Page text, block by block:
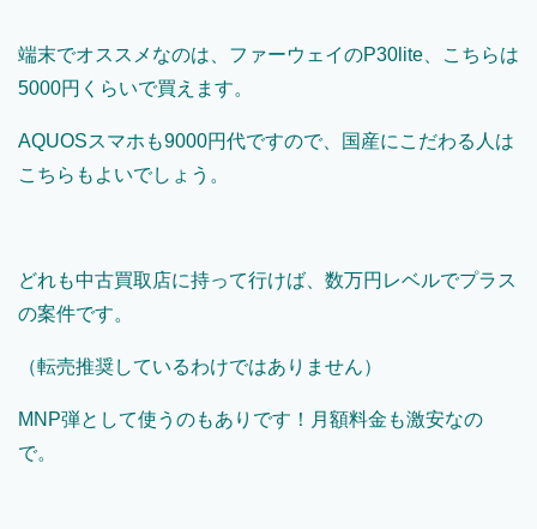
端末でオススメなのは、ファーウェイのP30lite、こちらは
5000円くらいで買えます。
AQUOSスマホも9000円代ですので、国産にこだわる人は
こちらもよいでしょう。
どれも中古買取店に持って行けば、数万円レベルでプラス
の案件です。
（転売推奨しているわけではありません）
MNP弾として使うのもありです！月額料金も激安なの
で。